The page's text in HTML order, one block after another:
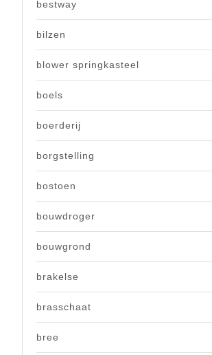
bestway
bilzen
blower springkasteel
boels
boerderij
borgstelling
bostoen
bouwdroger
bouwgrond
brakelse
brasschaat
bree